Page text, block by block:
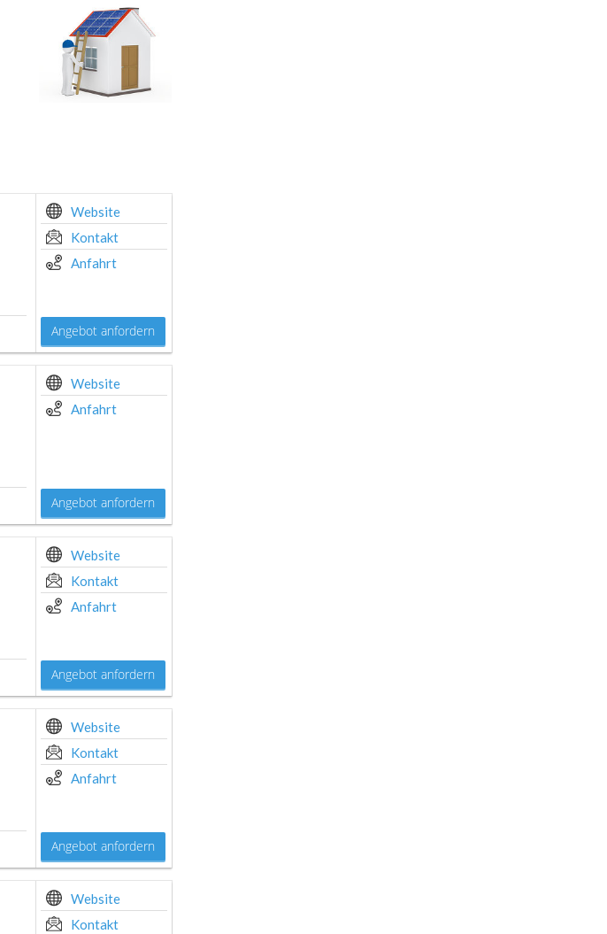
Website
Kontakt
Anfahrt
Angebot anfordern
Website
Anfahrt
Angebot anfordern
Website
Kontakt
Anfahrt
Angebot anfordern
Website
Kontakt
Anfahrt
Angebot anfordern
Website
Kontakt